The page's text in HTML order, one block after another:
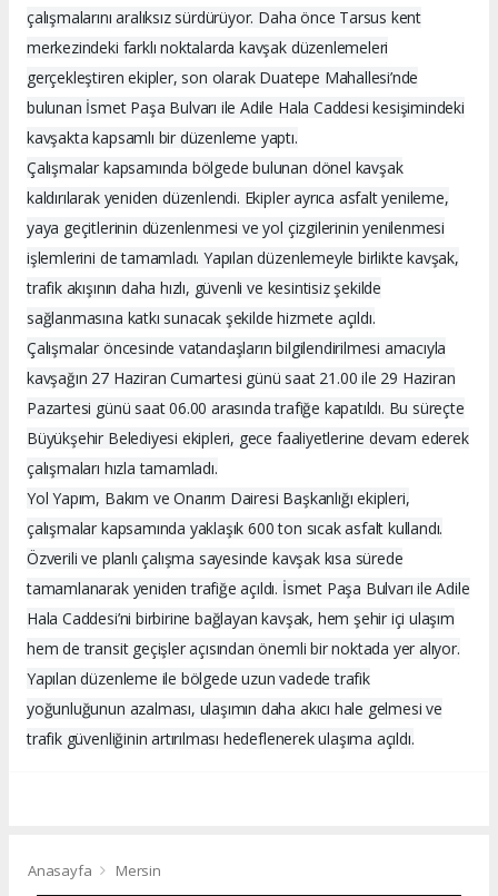
çalışmalarını aralıksız sürdürüyor. Daha önce Tarsus kent
merkezindeki farklı noktalarda kavşak düzenlemeleri
gerçekleştiren ekipler, son olarak Duatepe Mahallesi’nde
bulunan İsmet Paşa Bulvarı ile Adile Hala Caddesi kesişimindeki
kavşakta kapsamlı bir düzenleme yaptı.
Çalışmalar kapsamında bölgede bulunan dönel kavşak
kaldırılarak yeniden düzenlendi. Ekipler ayrıca asfalt yenileme,
yaya geçitlerinin düzenlenmesi ve yol çizgilerinin yenilenmesi
işlemlerini de tamamladı. Yapılan düzenlemeyle birlikte kavşak,
trafik akışının daha hızlı, güvenli ve kesintisiz şekilde
sağlanmasına katkı sunacak şekilde hizmete açıldı.
Çalışmalar öncesinde vatandaşların bilgilendirilmesi amacıyla
kavşağın 27 Haziran Cumartesi günü saat 21.00 ile 29 Haziran
Pazartesi günü saat 06.00 arasında trafiğe kapatıldı. Bu süreçte
Büyükşehir Belediyesi ekipleri, gece faaliyetlerine devam ederek
çalışmaları hızla tamamladı.
Yol Yapım, Bakım ve Onarım Dairesi Başkanlığı ekipleri,
çalışmalar kapsamında yaklaşık 600 ton sıcak asfalt kullandı.
Özverili ve planlı çalışma sayesinde kavşak kısa sürede
tamamlanarak yeniden trafiğe açıldı. İsmet Paşa Bulvarı ile Adile
Hala Caddesi’ni birbirine bağlayan kavşak, hem şehir içi ulaşım
hem de transit geçişler açısından önemli bir noktada yer alıyor.
Yapılan düzenleme ile bölgede uzun vadede trafik
yoğunluğunun azalması, ulaşımın daha akıcı hale gelmesi ve
trafik güvenliğinin artırılması hedeflenerek ulaşıma açıldı.
Anasayfa Mersin